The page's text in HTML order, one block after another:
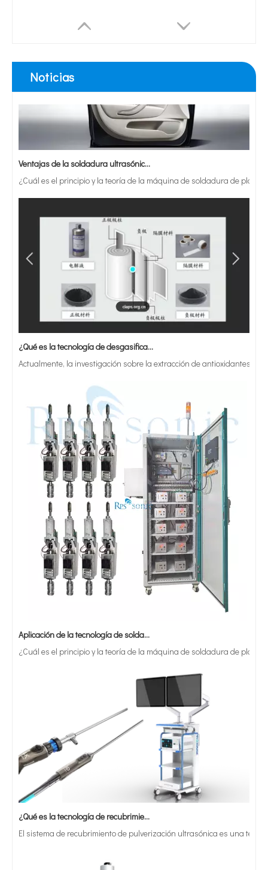
Noticias
Ventajas de la soldadura ultrasónica de paneles de puertas de automóviles
¿Cuál es el principio y la teoría de la máquina de soldadura de
¿Qué es la tecnología de desgasificación de lodos de baterías ultrasónicas?
Actualmente, la investigación sobre la extracción de antioxidantes y
¿Cuál es el principio y la teoría de la máquina de soldadura de
¿Qué es la tecnología de recubrimiento por pulverización ultrasónica de endoscopio semiconductor?
El sistema de recubrimiento de pulverización ultrasónica es una